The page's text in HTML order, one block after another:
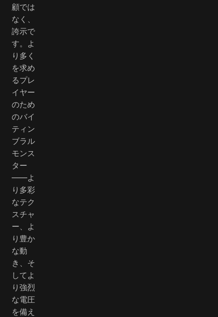
顧では
なく、
誇示で
す。よ
り多く
を求め
るプレ
イヤー
のため
のバイ
ティン
ブラル
モンス
ター
――よ
り多彩
なテク
スチャ
ー、よ
り豊か
な動
き、そ
してよ
り強烈
な電圧
を備え